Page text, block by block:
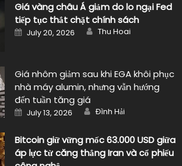
Giá vàng châu Á giảm do lo ngại Fed
tiếp tục thắt chặt chính sách
Posted
on
July 20, 2026 Author
Thu Hoai
Giá nhôm giảm sau khi EGA khôi phục
nhà máy alumin, nhưng vẫn hướng
đến tuần tăng giá
Posted
on
July 13, 2026 Author
Đình Hải
Bitcoin giữ vững mốc 63.000 USD giữa
áp lực từ căng thẳng Iran và cổ phiếu